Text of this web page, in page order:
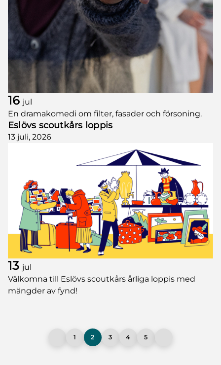
16 jul
En dramakomedi om filter, fasader och försoning.
Eslövs scoutkårs loppis
13 juli, 2026
13 jul
Välkomna till Eslövs scoutkårs årliga loppis med
mängder av fynd!
1 2 3 4 5